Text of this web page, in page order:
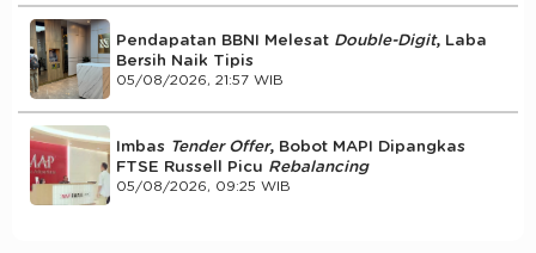
Pendapatan BBNI Melesat Double-Digit, Laba
Bersih Naik Tipis
05/08/2026, 21:57 WIB
Imbas Tender Offer, Bobot MAPI Dipangkas
FTSE Russell Picu Rebalancing
05/08/2026, 09:25 WIB